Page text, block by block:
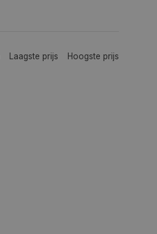
Laagste prijs Hoogste prijs